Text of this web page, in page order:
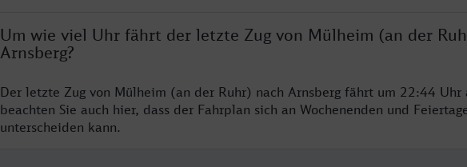
Um wie viel Uhr fährt der letzte Zug von Mülheim (an der
Arnsberg?
Der letzte Zug von Mülheim (an der Ruhr) nach Arnsberg fährt um 22:44
beachten Sie auch hier, dass der Fahrplan sich an Wochenenden und
unterscheiden kann.